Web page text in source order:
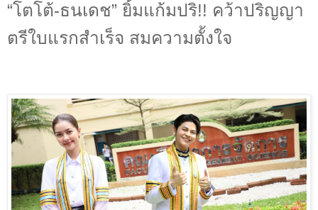
“โตโต้-ธนเดช” ยิ้มแก้มปริ!! คว้าปริญญา
ตรีใบแรกสำเร็จ สมความตั้งใจ